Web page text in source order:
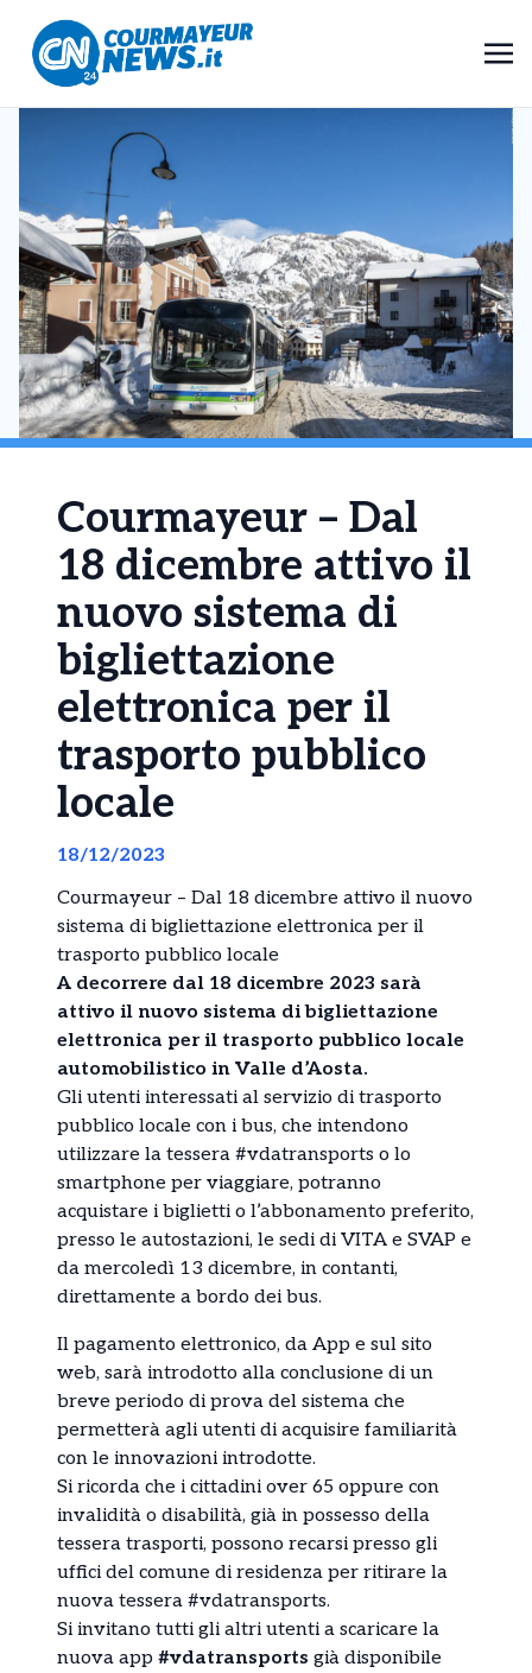
Courmayeur – Dal
18 dicembre attivo il
nuovo sistema di
bigliettazione
elettronica per il
trasporto pubblico
locale
18/12/2023
Courmayeur – Dal 18 dicembre attivo il nuovo
sistema di bigliettazione elettronica per il
trasporto pubblico locale
A decorrere dal 18 dicembre 2023 sarà
attivo il nuovo sistema di bigliettazione
elettronica per il trasporto pubblico locale
automobilistico in Valle d’Aosta.
Gli utenti interessati al servizio di trasporto
pubblico locale con i bus, che intendono
utilizzare la tessera #vdatransports o lo
smartphone per viaggiare, potranno
acquistare i biglietti o l’abbonamento preferito,
presso le autostazioni, le sedi di VITA e SVAP e
da mercoledì 13 dicembre, in contanti,
direttamente a bordo dei bus.
Il pagamento elettronico, da App e sul sito
web, sarà introdotto alla conclusione di un
breve periodo di prova del sistema che
permetterà agli utenti di acquisire familiarità
con le innovazioni introdotte.
Si ricorda che i cittadini over 65 oppure con
invalidità o disabilità, già in possesso della
tessera trasporti, possono recarsi presso gli
uffici del comune di residenza per ritirare la
nuova tessera #vdatransports.
Si invitano tutti gli altri utenti a scaricare la
nuova app #vdatransports già disponibile